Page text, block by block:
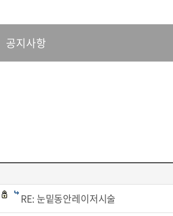
공지사항
RE: 눈밑동안레이저시술